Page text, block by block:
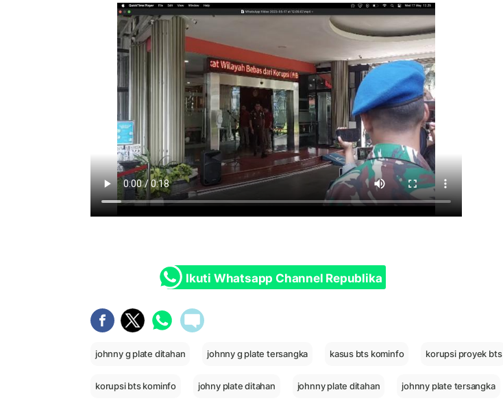
Ikuti Whatsapp Channel Republika
johnny g plate ditahan johnny g plate tersangka kasus bts kominfo korupsi proyek bts
korupsi bts kominfo johny plate ditahan johnny plate ditahan johnny plate tersangka